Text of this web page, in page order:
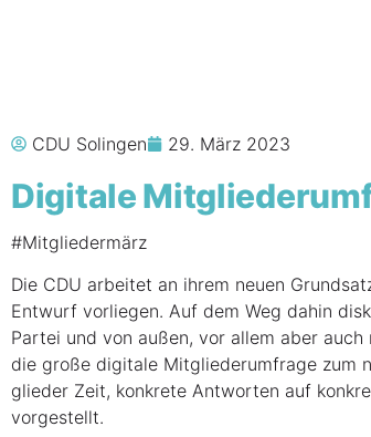
CDU Solingen 29. März 2023
Digi­ta­le
#Mit­glie­der­märz
Die CDU arbei­tet an ihrem neu­en
Ent­wurf vor­lie­gen. Auf dem Weg dahin
Par­tei und von außen, vor allem aber
die gro­ße digi­ta­le Mit­glie­der­um­fra­ge zum
glie­der Zeit, kon­kre­te Ant­wor­ten auf
vorgestellt.